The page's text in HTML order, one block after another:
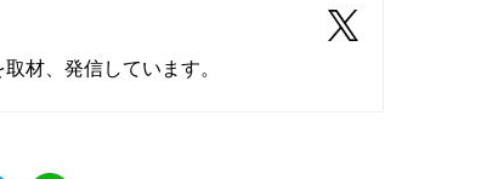
材、発信しています。